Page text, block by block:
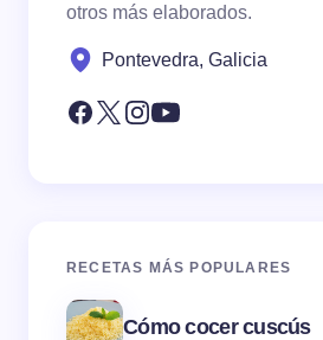
otros más elaborados.
Pontevedra, Galicia
RECETAS MÁS POPULARES
Cómo cocer cuscús